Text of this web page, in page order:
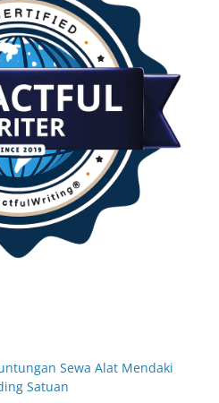
Sewa Alat Mendaki
Satuan